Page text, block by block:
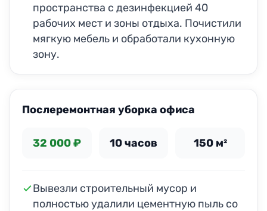
пространства с дезинфекцией 40
рабочих мест и зоны отдыха. Почистили
мягкую мебель и обработали кухонную
зону.
Послеремонтная уборка офиса
32 000 ₽ 10 часов 150 м²
Вывезли строительный мусор и
полностью удалили цементную пыль со